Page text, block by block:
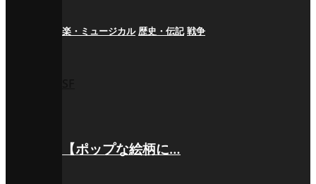
楽・ミュージカル 歴史・伝記 戦争
【ポップな絵柄に…